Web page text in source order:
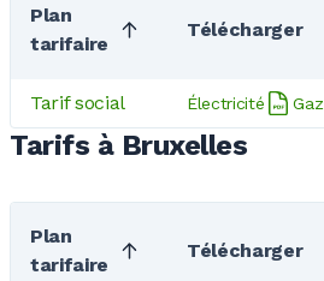
Plan
tarifaire
Télécharger
Tarif social Électricité Gaz
Tarifs à Bruxelles
Plan
tarifaire
Télécharger